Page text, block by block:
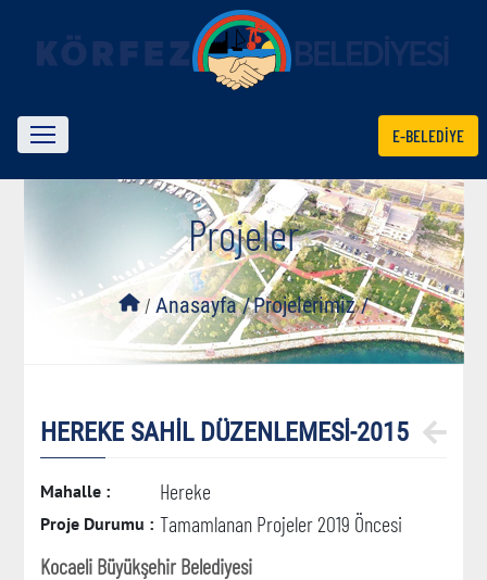
E-BELEDİYE
Projeler
/ Anasayfa /Projelerimiz /
HEREKE SAHİL DÜZENLEMESİ-2015
Mahalle : Hereke
Proje Durumu : Tamamlanan Projeler 2019 Öncesi
Kocaeli Büyükşehir Belediyesi